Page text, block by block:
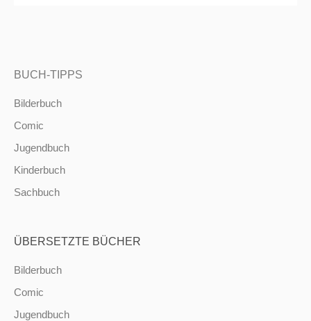
BUCH-TIPPS
Bilderbuch
Comic
Jugendbuch
Kinderbuch
Sachbuch
ÜBERSETZTE BÜCHER
Bilderbuch
Comic
Jugendbuch